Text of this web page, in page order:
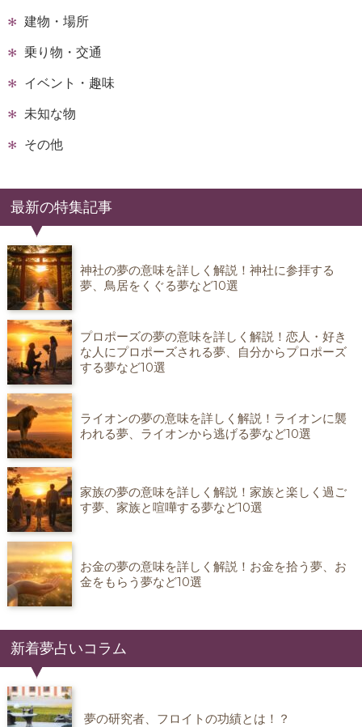
建物・場所
乗り物・交通
イベント・趣味
未知な物
その他
最新の特集記事
神社の夢の意味を詳しく解説！神社に参拝する
夢、鳥居をくぐる夢など10選
プロポーズの夢の意味を詳しく解説！恋人・好き
な人にプロポーズされる夢、自分からプロポーズ
する夢など10選
ライオンの夢の意味を詳しく解説！ライオンに襲
われる夢、ライオンから逃げる夢など10選
家族の夢の意味を詳しく解説！家族と楽しく過ご
す夢、家族と喧嘩する夢など10選
お金の夢の意味を詳しく解説！お金を拾う夢、お
金をもらう夢など10選
新着夢占いコラム
夢の研究者、フロイトの功績とは！？